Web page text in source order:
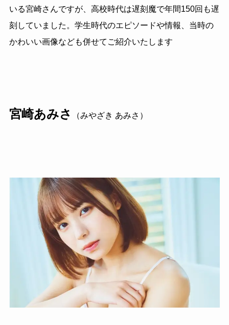
いる宮崎さんですが、高校時代は遅刻魔で年間150回も遅
刻していました。学生時代のエピソードや情報、当時の
かわいい画像なども併せてご紹介いたします
宮崎あみさ （みやざき あみさ）